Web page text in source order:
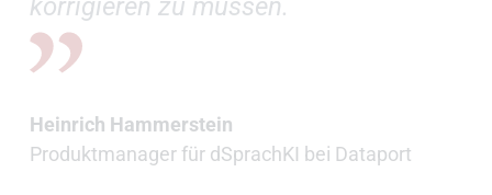
korrigieren zu müssen.
Heinrich Hammerstein
Produktmanager für dSprachKI bei Dataport